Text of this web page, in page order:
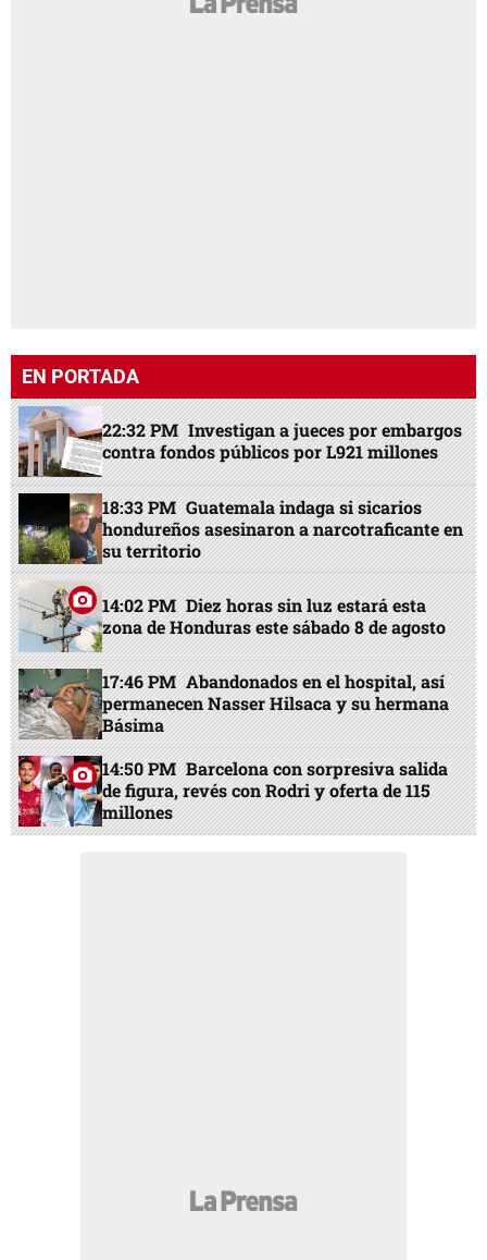
EN PORTADA
22:32 PM Investigan a jueces por embargos
contra fondos públicos por L921 millones
18:33 PM Guatemala indaga si sicarios
hondureños asesinaron a narcotraficante en
su territorio
14:02 PM Diez horas sin luz estará esta
zona de Honduras este sábado 8 de agosto
17:46 PM Abandonados en el hospital, así
permanecen Nasser Hilsaca y su hermana
Básima
14:50 PM Barcelona con sorpresiva salida
de figura, revés con Rodri y oferta de 115
millones